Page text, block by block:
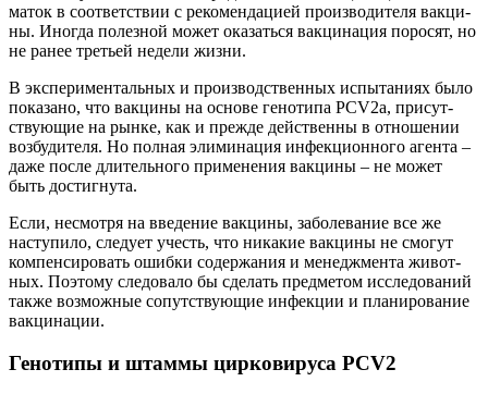
ма­ток в соот­вет­ствии с реко­мен­да­ци­ей про­из­во­ди­те­ля вак­ци­
ны. Ино­гда полез­ной может ока­зать­ся вак­ци­на­ция поро­сят, но
не ранее тре­тьей неде­ли жизни.
В экс­пе­ри­мен­таль­ных и про­из­вод­ствен­ных испы­та­ни­ях было
пока­за­но, что вак­ци­ны на осно­ве гено­ти­па PCV2a, при­сут­
ству­ю­щие на рын­ке, как и преж­де дей­ствен­ны в отно­ше­нии
воз­бу­ди­те­ля. Но пол­ная эли­ми­на­ция инфек­ци­он­но­го аген­та –
даже после дли­тель­но­го при­ме­не­ния вак­ци­ны – не может
быть достигнута.
Если, несмот­ря на вве­де­ние вак­ци­ны, забо­ле­ва­ние все же
насту­пи­ло, сле­ду­ет учесть, что ника­кие вак­ци­ны не смо­гут
ком­пен­си­ро­вать ошиб­ки содер­жа­ния и менедж­мен­та живот­
ных. Поэто­му сле­до­ва­ло бы сде­лать пред­ме­том иссле­до­ва­ний
так­же воз­мож­ные сопут­ству­ю­щие инфек­ции и пла­ни­ро­ва­ние
вакцинации.
Генотипы и штаммы цирковируса PCV2